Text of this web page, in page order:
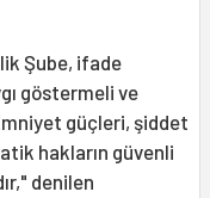
Şube, ifade
göstermeli ve
güçleri, şiddet
hakların güvenli
denilen